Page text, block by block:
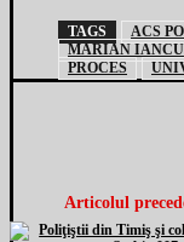
TAGS ACS
MARIAN IANCU
PROCES
Articolul